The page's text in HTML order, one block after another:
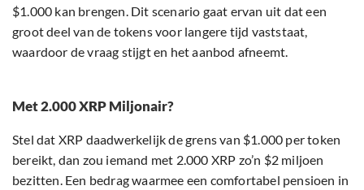
$1.000 kan brengen. Dit scenario gaat ervan uit dat een
groot deel van de tokens voor langere tijd vaststaat,
waardoor de vraag stijgt en het aanbod afneemt.
Met 2.000 XRP Miljonair?
Stel dat XRP daadwerkelijk de grens van $1.000 per token
bereikt, dan zou iemand met 2.000 XRP zo’n $2 miljoen
bezitten. Een bedrag waarmee een comfortabel pensioen in